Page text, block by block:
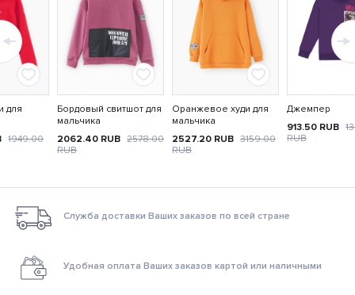
для
1949.00
Бордовый свитшот для
мальчика
2062.40 RUB 2578.00
RUB
Оранжевое худи для
мальчика
2527.20 RUB 3159.00
RUB
Джемпер
913.50 RUB
RUB
Служба доставки Ваших заказов по всей стране
Удобная оплата Ваших заказов картой или наличными